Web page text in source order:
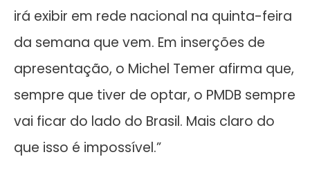
irá exibir em rede nacional na quinta-feira
da semana que vem. Em inserções de
apresentação, o Michel Temer afirma que,
sempre que tiver de optar, o PMDB sempre
vai ficar do lado do Brasil. Mais claro do
que isso é impossível.”